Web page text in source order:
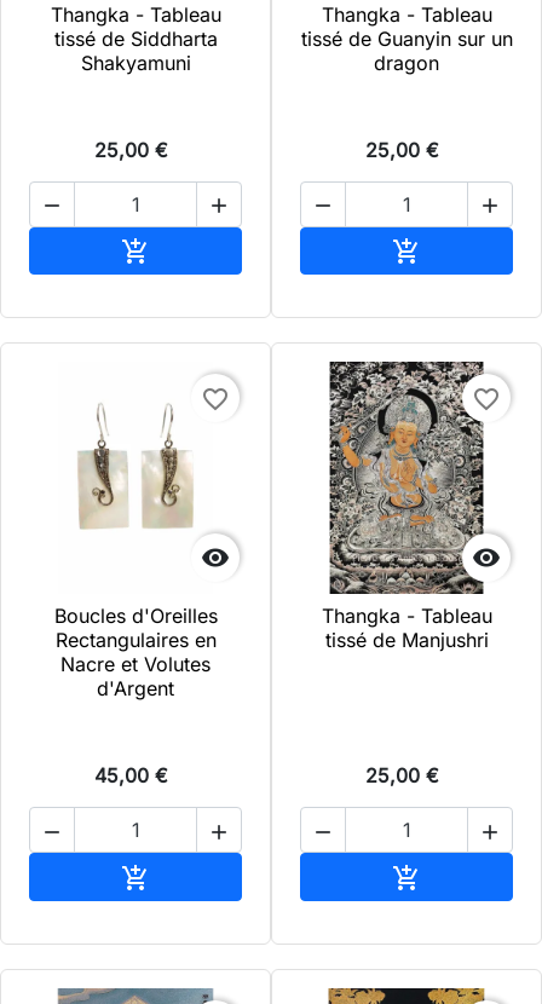
Thangka - Tableau
tissé de Siddharta
Shakyamuni
25,00 €
 

Thangka - Tableau
tissé de Guanyin sur un
dragon
25,00 €
 


favorite_border
Boucles d'Oreilles
Rectangulaires en
Nacre et Volutes
d'Argent
45,00 €
 


favorite_border
Thangka - Tableau
tissé de Manjushri
25,00 €
 
